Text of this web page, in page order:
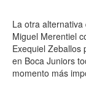
La otra
Miguel Merentiel
Exequiel Zeballos
en Boca Juniors
momento más